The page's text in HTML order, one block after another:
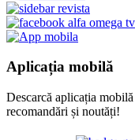
Aplicația mobilă
Descarcă aplicația
recomandări și noutăți!